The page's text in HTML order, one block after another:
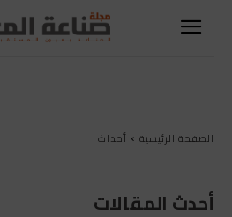
الصفحة الرئيسية أحداث
أحدث المقالات